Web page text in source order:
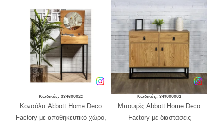
Κωδικός: 334600022
Κονσόλα Abbott Home Deco
Factory με αποθηκευτικό χώρο,
Κωδικός: 349000002
Μπουφές Abbott Home Deco
Factory με διαστάσεις